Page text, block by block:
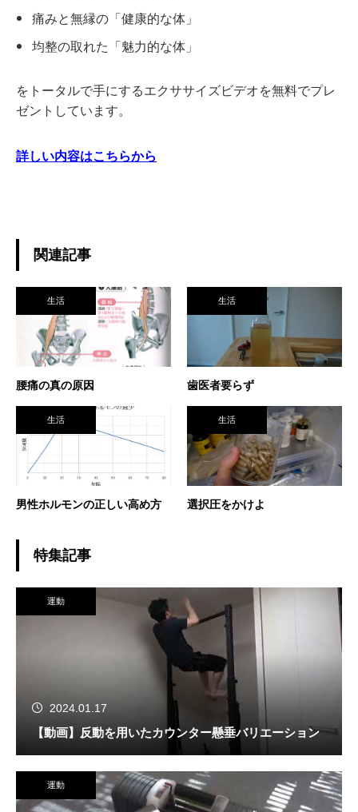
痛みと無縁の「健康的な体」
均整の取れた「魅力的な体」
をトータルで手にするエクササイズビデオを無料でプレ
ゼントしています。
詳しい内容はこちらから
関連記事
生活
腰痛の真の原因
生活
歯医者要らず
生活
男性ホルモンの正しい高め方
生活
選択圧をかけよ
特集記事
運動
2024.01.17
【動画】反動を用いたカウンター懸垂バリエーション
運動